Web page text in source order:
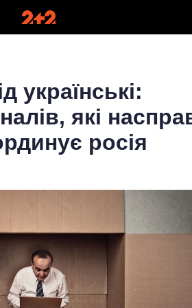
українські:
які
росія